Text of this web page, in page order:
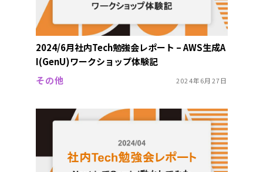
2024/6月社内Tech勉強会レポート – AWS生成A
I(GenU)ワークショップ体験記
その他
2024年6月27日